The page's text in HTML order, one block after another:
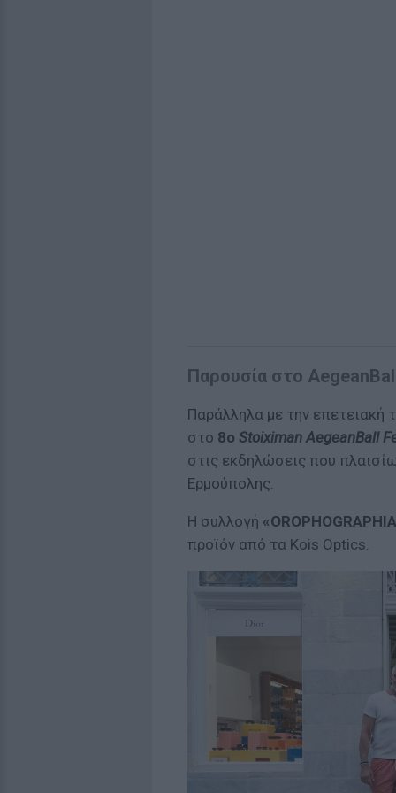
Παρουσία στο
Παράλληλα με την επετειακή
στο 8ο Stoiximan AegeanBall
στις εκδηλώσεις που
Ερμούπολης.
Η συλλογή
προϊόν από τα Kois Optics.